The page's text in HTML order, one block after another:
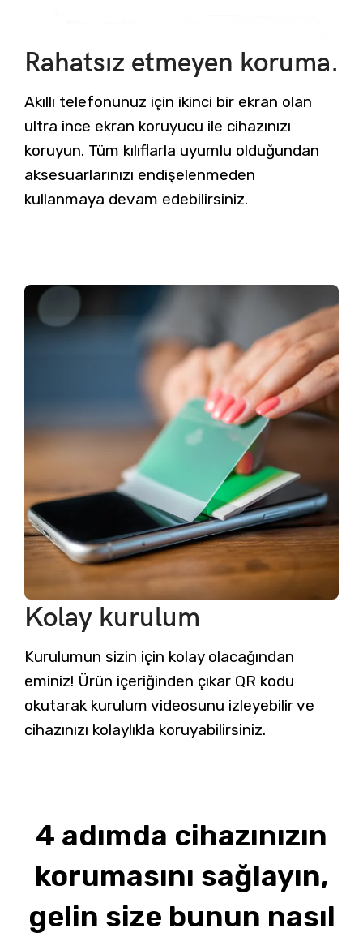
Rahatsız etmeyen koruma.
Akıllı telefonunuz için ikinci bir ekran olan
ultra ince ekran koruyucu ile cihazınızı
koruyun. Tüm kılıflarla uyumlu olduğundan
aksesuarlarınızı endişelenmeden
kullanmaya devam edebilirsiniz.
Kolay kurulum
Kurulumun sizin için kolay olacağından
eminiz! Ürün içeriğinden çıkar QR kodu
okutarak kurulum videosunu izleyebilir ve
cihazınızı kolaylıkla koruyabilirsiniz.
4 adımda cihazınızın
korumasını sağlayın,
gelin size bunun nasıl